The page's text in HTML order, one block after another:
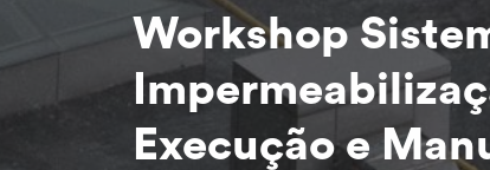
Workshop
Execução e